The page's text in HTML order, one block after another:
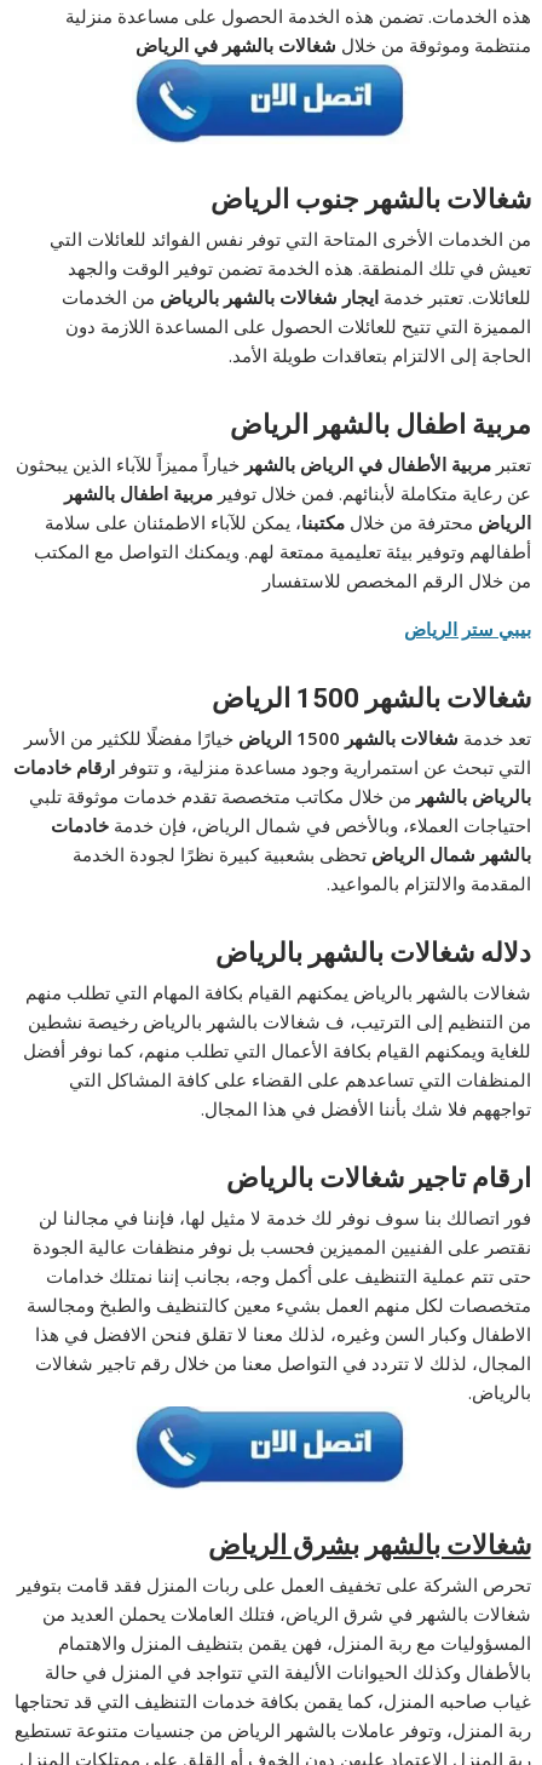
هذه الخدمات. تضمن هذه الخدمة الحصول على مساعدة منزلية
منتظمة وموثوقة من خلال شغالات بالشهر في الرياض
شغالات بالشهر جنوب الرياض
من الخدمات الأخرى المتاحة التي توفر نفس الفوائد للعائلات التي
تعيش في تلك المنطقة. هذه الخدمة تضمن توفير الوقت والجهد
للعائلات. تعتبر خدمةايجار شغالات بالشهر بالرياض من الخدمات
المميزة التي تتيح للعائلات الحصول على المساعدة اللازمة دون
الحاجة إلى الالتزام بتعاقدات طويلة الأمد.
مربية اطفال بالشهر الرياض
تعتبرمربية الأطفال في الرياض بالشهر خياراً مميزاً للآباء الذين يبحثون
عن رعاية متكاملة لأبنائهم. فمن خلال توفيرمربية اطفال بالشهر
الرياض محترفة من خلالمكتبنا، يمكن للآباء الاطمئنان على سلامة
أطفالهم وتوفير بيئة تعليمية ممتعة لهم. ويمكنك التواصل مع المكتب
من خلال الرقم المخصص للاستفسار
بيبي ستر الرياض
شغالات بالشهر 1500 الرياض
تعد خدمة شغالات بالشهر 1500 الرياض
خيارًا مفضلًا للكثير من الأسر
التي تبحث عن استمرارية وجود مساعدة منزلية، و تتوفرارقام خادمات
بالرياض بالشهر من خلال مكاتب متخصصة تقدم خدمات موثوقة تلبي
احتياجات العملاء، وبالأخص في شمال الرياض، فإن خدمةخادمات
بالشهر شمال الرياضتحظى بشعبية كبيرة نظرًا لجودة الخدمة
المقدمة والالتزام بالمواعيد.
دلاله شغالات بالشهر بالرياض
شغالات بالشهر بالرياض يمكنهم القيام بكافة المهام التي تطلب منهم
من التنظيم إلى الترتيب، ف شغالات بالشهر بالرياض رخيصة نشطين
للغاية ويمكنهم القيام بكافة الأعمال التي تطلب منهم، كما نوفر أفضل
المنظفات التي تساعدهم على القضاء على كافة المشاكل التي
تواجههم فلا شك بأننا الأفضل في هذا المجال.
ارقام تاجير شغالات بالرياض
فور اتصالك بنا سوف نوفر لك خدمة لا مثيل لها، فإننا في مجالنا لن
نقتصر على الفنيين المميزين فحسب بل نوفر منظفات عالية الجودة
حتى تتم عملية التنظيف على أكمل وجه، بجانب إننا نمتلك خدامات
متخصصات لكل منهم العمل بشيء معين كالتنظيف والطبخ ومجالسة
الاطفال وكبار السن وغيره، لذلك معنا لا تقلق فنحن الافضل في هذا
المجال، لذلك لا تتردد في التواصل معنا من خلال رقم تاجير شغالات
بالرياض.
شغالات بالشهر بشرق الرياض
تحرص الشركة على تخفيف العمل على ربات المنزل فقد قامت بتوفير
شغالات بالشهر في شرق الرياض، فتلك العاملات يحملن العديد من
المسؤوليات مع ربة المنزل، فهن يقمن بتنظيف المنزل والاهتمام
بالأطفال وكذلك الحيوانات الأليفة التي تتواجد في المنزل في حالة
غياب صاحبه المنزل، كما يقمن بكافة خدمات التنظيف التي قد تحتاجها
ربة المنزل، وتوفر عاملات بالشهر الرياض من جنسيات متنوعة تستطيع
ربة المنزل الاعتماد عليهن دون الخوف أو القلق على ممتلكات المنزل